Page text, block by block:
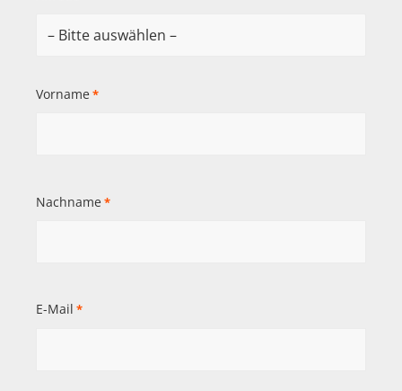
Vorname *
Nachname *
E-Mail *